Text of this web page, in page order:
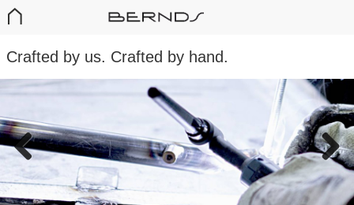
Crafted by us. Crafted by hand.